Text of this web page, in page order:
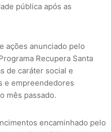
pública após as
ações anunciado pelo
Recupera Santa
de caráter social e
e empreendedores
mês passado.
encaminhado pelo